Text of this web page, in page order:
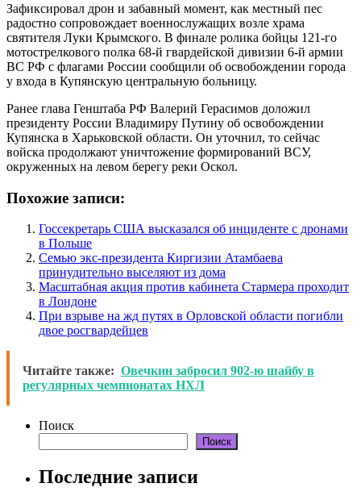
Зафиксировал дрон и забавный момент, как местный пес
радостно сопровождает военнослужащих возле храма
святителя Луки Крымского. В финале ролика бойцы 121-го
мотострелкового полка 68-й гвардейской дивизии 6-й армии
ВС РФ с флагами России сообщили об освобождении города
у входа в Купянскую центральную больницу.
Ранее глава Генштаба РФ Валерий Герасимов доложил
президенту России Владимиру Путину об освобождении
Купянска в Харьковской области. Он уточнил, то сейчас
войска продолжают уничтожение формирований ВСУ,
окруженных на левом берегу реки Оскол.
Похожие записи:
Госсекретарь США высказался об инциденте с дронами
в Польше
Семью экс-президента Киргизии Атамбаева
принудительно выселяют из дома
Масштабная акция против кабинета Стармера проходит
в Лондоне
При взрыве на жд путях в Орловской области погибли
двое росгвардейцев
Читайте также: Овечкин забросил 902-ю шайбу в
регулярных чемпионатах НХЛ
Поиск
Поиск
Последние записи